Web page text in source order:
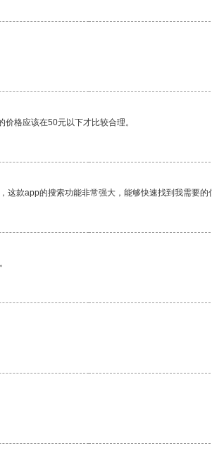
格应该在50元以下才比较合理。
款app的搜索功能非常强大，能够快速找到我需要的